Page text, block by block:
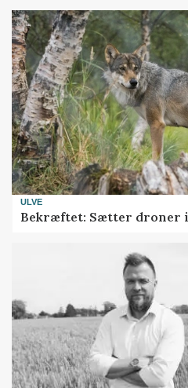
ULVE
Bekræftet: Sætter droner